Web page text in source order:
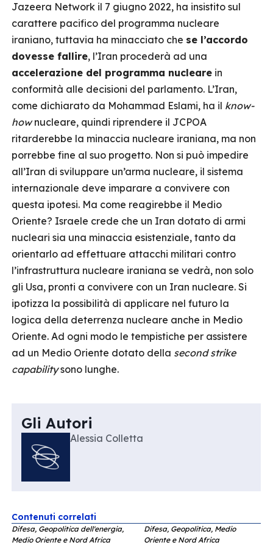
Jazeera Network il 7 giugno 2022, ha insistito sul
carattere pacifico del programma nucleare
iraniano, tuttavia ha minacciato che se l’accordo
dovesse fallire, l’Iran procederà ad una
accelerazione del programma nucleare in
conformità alle decisioni del parlamento. L’Iran,
come dichiarato da Mohammad Eslami, ha il know-
hownucleare, quindi riprendere il JCPOA
ritarderebbe la minaccia nucleare iraniana, ma non
porrebbe fine al suo progetto. Non si può impedire
all’Iran di sviluppare un’arma nucleare, il sistema
internazionale deve imparare a convivere con
questa ipotesi. Ma come reagirebbe il Medio
Oriente? Israele crede che un Iran dotato di armi
nucleari sia una minaccia esistenziale, tanto da
orientarlo ad effettuare attacchi militari contro
l’infrastruttura nucleare iraniana se vedrà, non solo
gli Usa, pronti a convivere con un Iran nucleare. Si
ipotizza la possibilità di applicare nel futuro la
logica della deterrenza nucleare anche in Medio
Oriente. Ad ogni modo le tempistiche per assistere
ad un Medio Oriente dotato della second strike
capabilitysono lunghe.
Gli Autori
Alessia Colletta
Contenuti correlati
Difesa, Geopolitica dell'energia,
Medio Oriente e Nord Africa
Difesa, Geopolitica, Medio
Oriente e Nord Africa